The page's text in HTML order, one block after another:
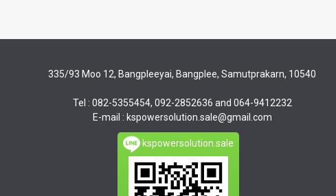
335/93 Moo 12, Bangpleeyai, Bangplee, Samutprakarn, 10540
Tel : 082-5355454, 092-2852636 and 064-9412232
E-mail : kspowersolution.sale@gmail.com
kspowersolution.sale